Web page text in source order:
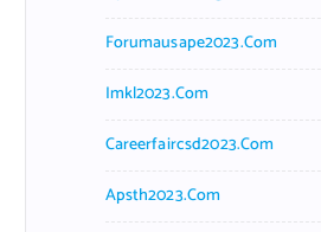
Forumausape2023.com
Imkl2023.com
Careerfaircsd2023.com
Apsth2023.com